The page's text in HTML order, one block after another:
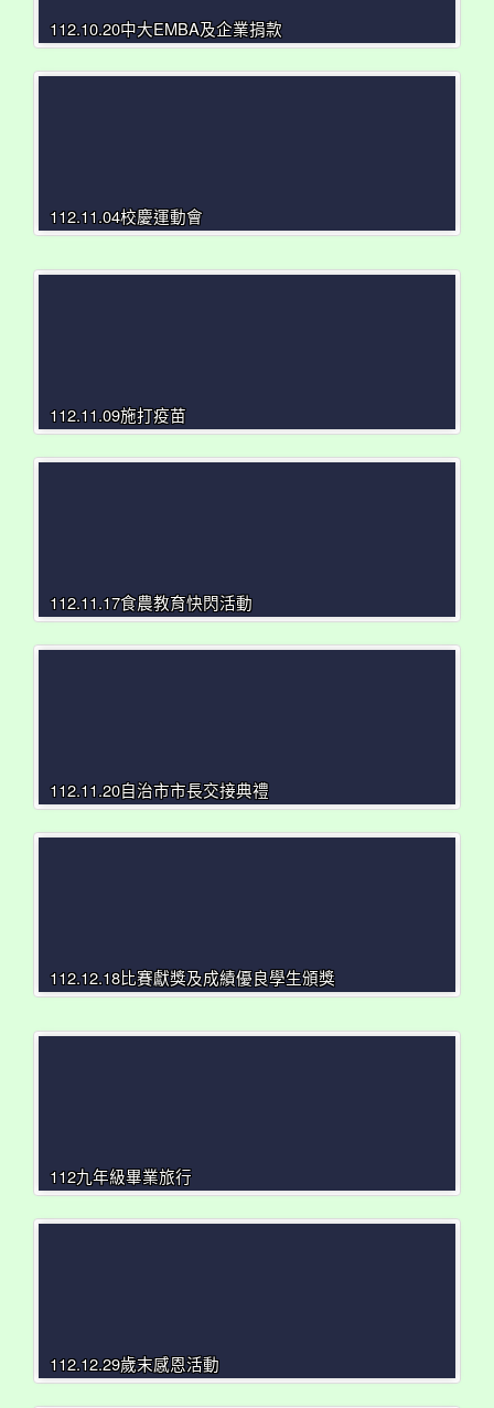
112.10.20中大EMBA及企業捐款
112.11.04校慶運動會
112.11.09施打疫苗
112.11.17食農教育快閃活動
112.11.20自治市市長交接典禮
112.12.18比賽獻獎及成績優良學生頒獎
112九年級畢業旅行
112.12.29歲末感恩活動